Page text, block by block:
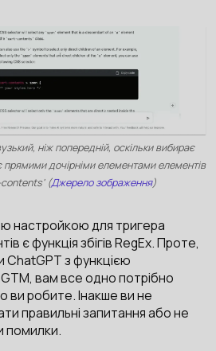
ніж попередній, оскільки вибирає
прямими дочірніми елементами елементів
(Джерело зображення)
настройкою для тригера
є функція збігів RegEx. Проте,
з функцією
GTM, вам все одно потрібно
ви робите. Інакше ви не
правильні запитання або не
помилки.